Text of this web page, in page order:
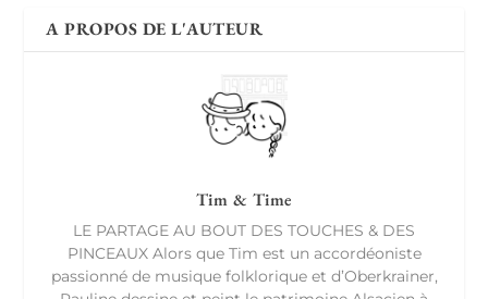
A PROPOS DE L'AUTEUR
Tim & Time
LE PARTAGE AU BOUT DES TOUCHES & DES
PINCEAUX Alors que Tim est un accordéoniste
passionné de musique folklorique et d’Oberkrainer,